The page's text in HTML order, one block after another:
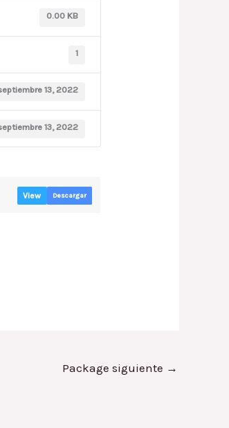
0.00 KB
1
13, 2022
13, 2022
View Descargar
Package siguiente →